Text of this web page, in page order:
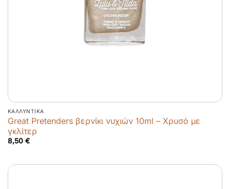
ΚΑΛΛΥΝΤΙΚΆ
Great Pretenders βερνίκι νυχιών 10ml – Χρυσό με
γκλίτερ
8,50 €